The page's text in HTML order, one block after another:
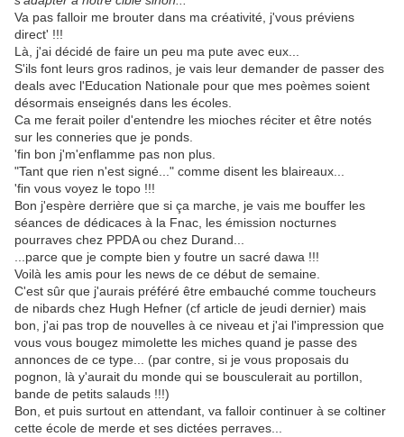
Va pas falloir me brouter dans ma créativité, j'vous préviens
direct' !!!
Là, j'ai décidé de faire un peu ma pute avec eux...
S'ils font leurs gros radinos, je vais leur demander de passer des
deals avec l'Education Nationale pour que mes poèmes soient
désormais enseignés dans les écoles.
Ca me ferait poiler d'entendre les mioches réciter et être notés
sur les conneries que je ponds.
'fin bon j'm'enflamme pas non plus.
"Tant que rien n'est signé..." comme disent les blaireaux...
'fin vous voyez le topo !!!
Bon j'espère derrière que si ça marche, je vais me bouffer les
séances de dédicaces à la Fnac, les émission nocturnes
pourraves chez PPDA ou chez Durand...
...parce que je compte bien y foutre un sacré dawa !!!
Voilà les amis pour les news de ce début de semaine.
C'est sûr que j'aurais préféré être embauché comme toucheurs
de nibards chez Hugh Hefner (cf article de jeudi dernier) mais
bon, j'ai pas trop de nouvelles à ce niveau et j'ai l'impression que
vous vous bougez mimolette les miches quand je passe des
annonces de ce type... (par contre, si je vous proposais du
pognon, là y'aurait du monde qui se bousculerait au portillon,
bande de petits salauds !!!)
Bon, et puis surtout en attendant, va falloir continuer à se coltiner
cette école de merde et ses dictées perraves...